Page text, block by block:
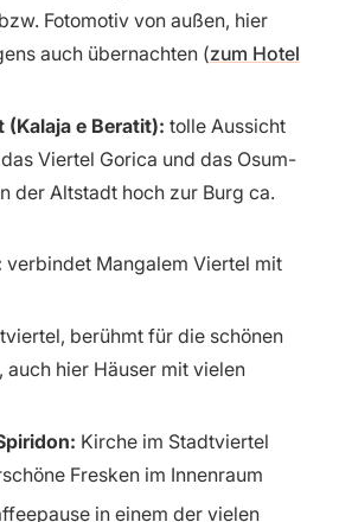
Fotomotiv von außen, hier
auch übernachten (zum Hotel
(Kalaja e Beratit): tolle Aussicht
Viertel Gorica und das Osum-
der Altstadt hoch zur Burg ca.
verbindet Mangalem Viertel mit
berühmt für die schönen
auch hier Häuser mit vielen
Kirche im Stadtviertel
Fresken im Innenraum
in einem der vielen